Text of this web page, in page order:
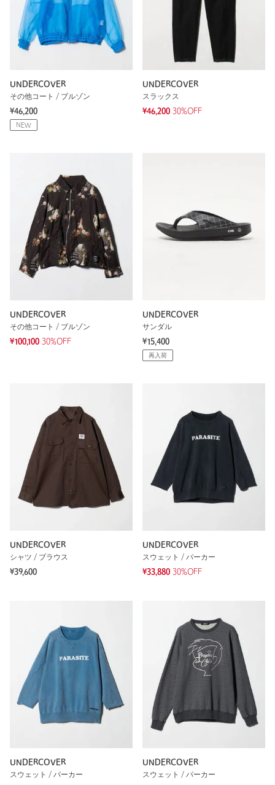
UNDERCOVER
その他コート / ブルゾン
¥46,200
NEW
UNDERCOVER
スラックス
¥46,200 30%OFF
UNDERCOVER
その他コート / ブルゾン
¥100,100 30%OFF
UNDERCOVER
サンダル
¥15,400
再入荷
UNDERCOVER
シャツ / ブラウス
¥39,600
UNDERCOVER
スウェット / パーカー
¥33,880 30%OFF
UNDERCOVER
スウェット / パーカー
UNDERCOVER
スウェット / パーカー